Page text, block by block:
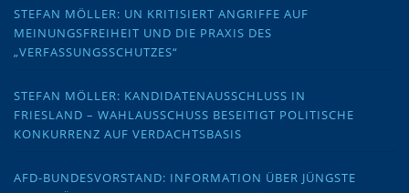
STEFAN MÖLLER: UN KRITISIERT ANGRIFFE AUF
MEINUNGSFREIHEIT UND DIE PRAXIS DES
„VERFASSUNGSSCHUTZES“
STEFAN MÖLLER: KANDIDATENAUSSCHLUSS IN
FRIESLAND – WAHLAUSSCHUSS BESEITIGT POLITISCHE
KONKURRENZ AUF VERDACHTSBASIS
AFD-BUNDESVORSTAND: INFORMATION ÜBER JÜNGSTE